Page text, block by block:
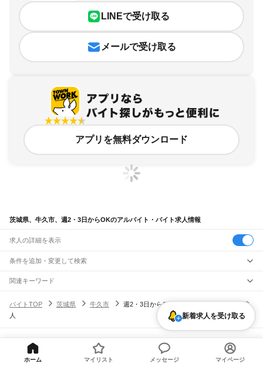
LINEで受け取る
メールで受け取る
アプリを無料ダウンロード
茨城県、牛久市、週2・3日からOKのアルバイト・バイト求人情報
求人の詳細を表示
条件を追加・変更して検索
市区町村を追加・変更
茨城県すべて
龍ケ崎市下妻市常総市 常陸太田市
ひたちなか市
行方市
つくばみらい市 東茨城郡那珂郡
結城郡
猿島郡
駅を追加・変更
荒川沖駅土浦駅神立駅高浜駅
石岡駅
内原駅 水戸駅
東海駅
大甕駅
小木津駅 南中郷駅 大津港駅
飲食・フードサービス
すべて
ホールスタッフ
キッチンスタッフ 精肉・鮮魚加工
給食調理
パン屋（ベーカリー）
フードカウンター販売員 バー（BAR）・バーテンダー
人気
学生歓迎 深夜の仕事 ネイルOK
雇用形態を追加・変更
関連キーワード
茨城県 牛久市 週2・3日からOK ドラッグストア茨城県 牛久市 週1
バイトTOP 茨城県 牛久市
週2・3日からOKのアルバイト・バイト・求
人
新着求人を受け取る
ヘルプ・お問い合わせ サイトマップ
利用規約・プライバシーポリシー
[企業]求人広告の掲載相談
ホーム マイリスト メッセージ マイページ